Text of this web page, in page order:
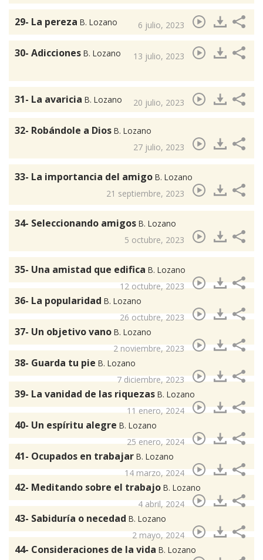
29- La pereza B. Lozano 6 julio, 2023
30- Adicciones B. Lozano 13 julio, 2023
31- La avaricia B. Lozano 20 julio, 2023
32- Robándole a Dios B. Lozano
27 julio, 2023
33- La importancia del amigo B. Lozano
21 septiembre, 2023
34- Seleccionando amigos B. Lozano
5 octubre, 2023
35- Una amistad que edifica B. Lozano
12 octubre, 2023
36- La popularidad B. Lozano
26 octubre, 2023
37- Un objetivo vano B. Lozano
2 noviembre, 2023
38- Guarda tu pie B. Lozano
7 diciembre, 2023
39- La vanidad de las riquezas B. Lozano
11 enero, 2024
40- Un espíritu alegre B. Lozano
25 enero, 2024
41- Ocupados en trabajar B. Lozano
14 marzo, 2024
42- Meditando sobre el trabajo B. Lozano
4 abril, 2024
43- Sabiduría o necedad B. Lozano
2 mayo, 2024
44- Consideraciones de la vida B. Lozano